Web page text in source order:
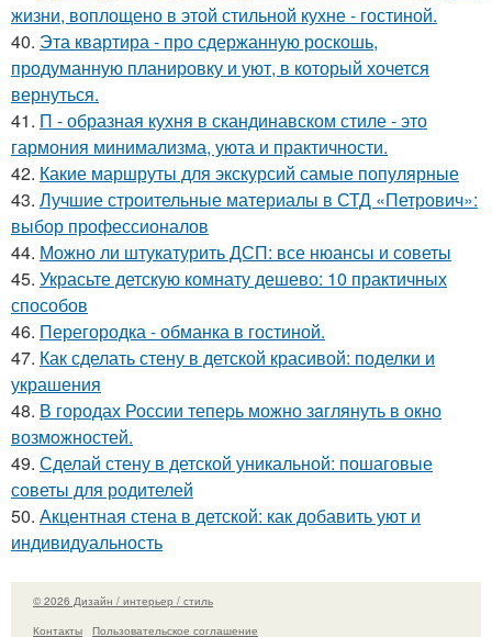
жизни, воплощено в этой стильной кухне - гостиной.
40. Эта квартира - про сдержанную роскошь,
продуманную планировку и уют, в который хочется
вернуться.
41. П - образная кухня в скандинавском стиле - это
гармония минимализма, уюта и практичности.
42. Какие маршруты для экскурсий самые популярные
43. Лучшие строительные материалы в СТД «Петрович»:
выбор профессионалов
44. Можно ли штукатурить ДСП: все нюансы и советы
45. Украсьте детскую комнату дешево: 10 практичных
способов
46. Перегородка - обманка в гостиной.
47. Как сделать стену в детской красивой: поделки и
украшения
48. В городах России тепеpь можно зaглянуть в окно
возмoжностей.
49. Сделай стену в детской уникальной: пошаговые
советы для родителей
50. Акцентная стена в детской: как добавить уют и
индивидуальность
© 2026 Дизайн / интерьер / стиль
Контакты
Пользовательское соглашение